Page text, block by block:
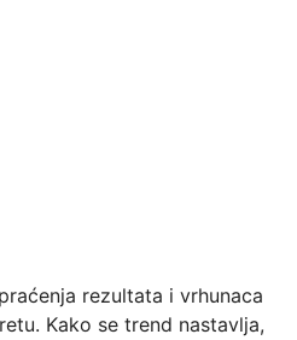
rezultata i vrhunaca
Kako se trend nastavlja,